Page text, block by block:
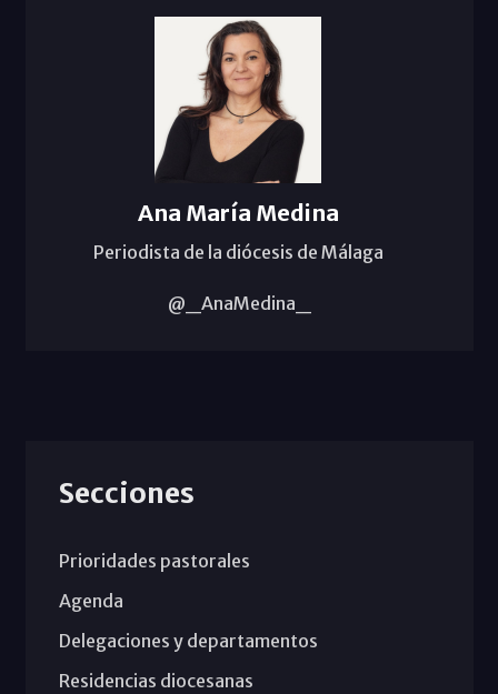
Ana María Medina
Periodista de la diócesis de Málaga
@_AnaMedina_
Secciones
Prioridades pastorales
Agenda
Delegaciones y departamentos
Residencias diocesanas